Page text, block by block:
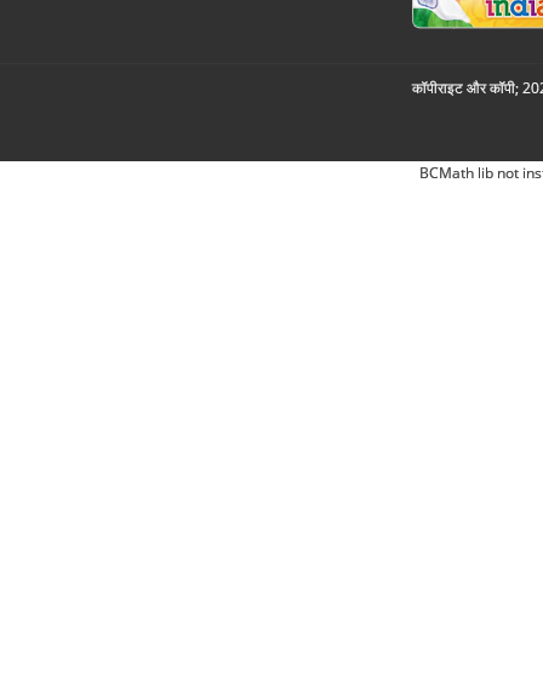
कॉपीराइट और कॉपी;
BCMath lib not